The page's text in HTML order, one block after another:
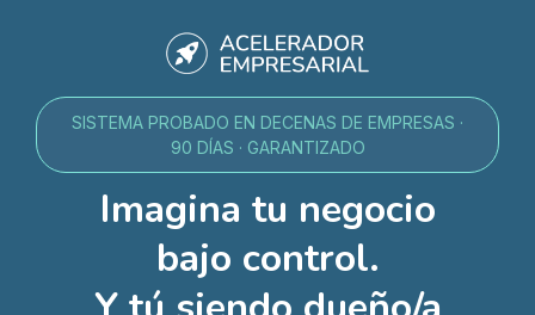
SISTEMA PROBADO EN DECENAS DE EMPRESAS ·
90 DÍAS · GARANTIZADO
Imagina tu negocio
bajo control.